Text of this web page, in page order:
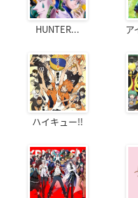
HUNTER... ア
ハイキュー!!